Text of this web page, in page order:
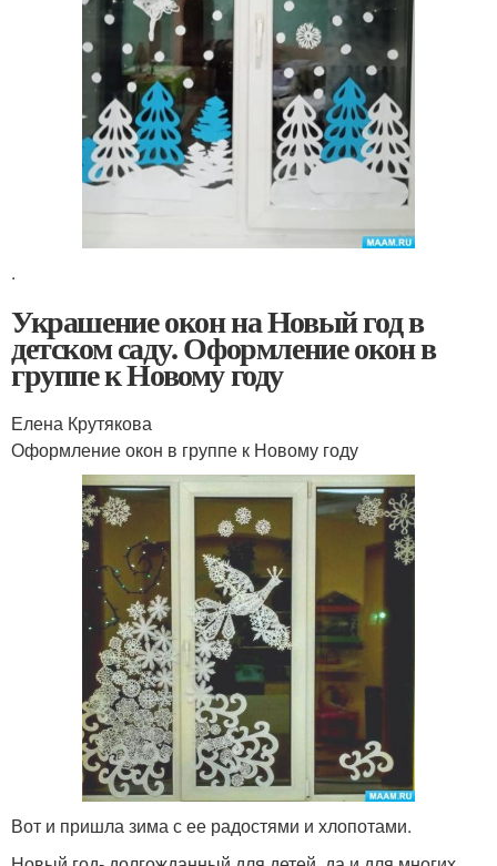
.
Украшение окон на Новый год в
детском саду. Оформление окон в
группе к Новому году
Елена Крутякова
Оформление окон в группе к Новому году
Вот и пришла зима с ее радостями и хлопотами.